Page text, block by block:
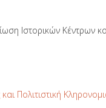
Ιστορικών Κέντρων
Πολιτιστική